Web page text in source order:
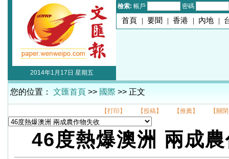
檢索: 帳戶 密碼
首頁 | 要聞 | 香港 | 內地 |
2014年1月17日 星期五
您的位置： 文匯首頁 >> 國際 >> 正文
【打印】 【投稿】 【推薦】 【關
46度熱爆澳洲 兩成